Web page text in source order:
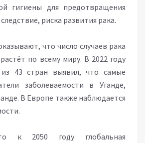
гигиены для предотвращения
риска развития рака.
что число случаев рака
по всему миру. В 2022 году
43 стран выявил, что самые
заболеваемости в Уганде,
В Европе также наблюдается
к 2050 году глобальная